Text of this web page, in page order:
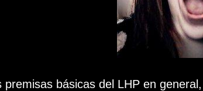
premisas básicas del LHP en